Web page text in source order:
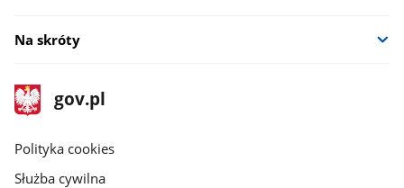
Na skróty
stopka
gov.pl
Strona
gov.pl
gov.pl
Polityka cookies
Służba cywilna